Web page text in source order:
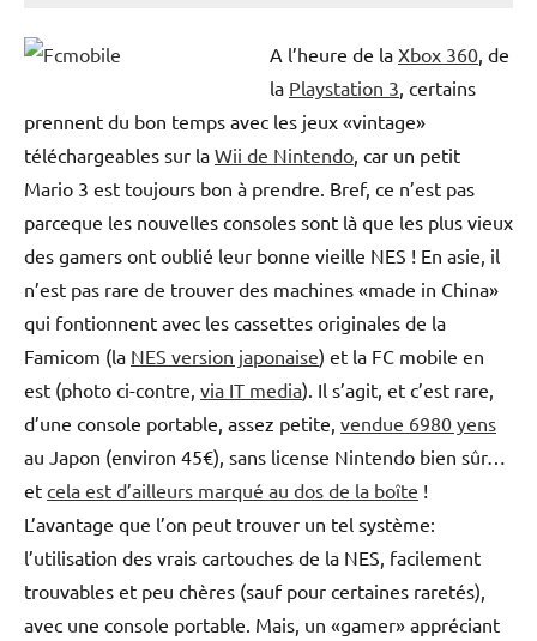
A l’heure de la Xbox 360 , de
la Playstation 3 , certains
prennent du bon temps avec les jeux «vintage»
téléchargeables sur la Wii de Nintendo , car un petit
Mario 3 est toujours bon à prendre. Bref, ce n’est pas
parceque les nouvelles consoles sont là que les plus vieux
des gamers ont oublié leur bonne vieille NES ! En asie, il
n’est pas rare de trouver des machines «made in China»
qui fontionnent avec les cassettes originales de la
Famicom (la NES version japonaise) et la FC mobile en
est (photo ci-contre, via IT media). Il s’agit, et c’est rare,
d’une console portable, assez petite, vendue 6980 yens
au Japon (environ 45€), sans license Nintendo bien sûr…
et cela est d’ailleurs marqué au dos de la boîte !
L’avantage que l’on peut trouver un tel système:
l’utilisation des vrais cartouches de la NES, facilement
trouvables et peu chères (sauf pour certaines raretés),
avec une console portable. Mais, un «gamer» appréciant